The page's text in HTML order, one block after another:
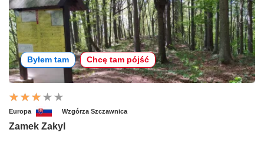
Byłem tam Chcę tam pójść
Europa Wzgórza Szczawnica
Zamek Zakyl